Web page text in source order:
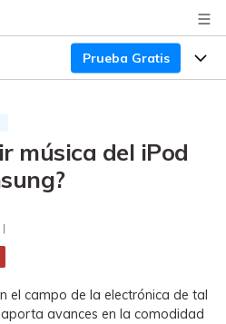
Prueba Gratis
de WhatsApp
de WhatsApp de
a iPhone o viceversa. Hace
copias de seguridad de
y más apps sociales.
música del iPod
|
el campo de la electrónica de tal
avances en la comodidad